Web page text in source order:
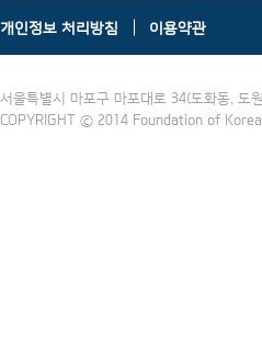
개인정보 처리방침 이용약관
서울특별시 마포구 마포대로 34(도화동,
COPYRIGHT ⓒ 2014 Foundation of